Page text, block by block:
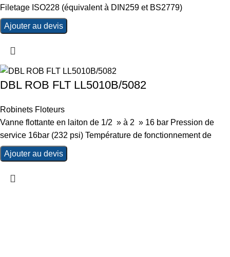
Filetage ISO228 (équivalent à DIN259 et BS2779)
Ajouter au devis
DBL ROB FLT LL5010B/5082
Robinets Floteurs
Vanne flottante en laiton de 1/2 » à 2 » 16 bar Pression de
service 16bar (232 psi) Température de fonctionnement de
Ajouter au devis